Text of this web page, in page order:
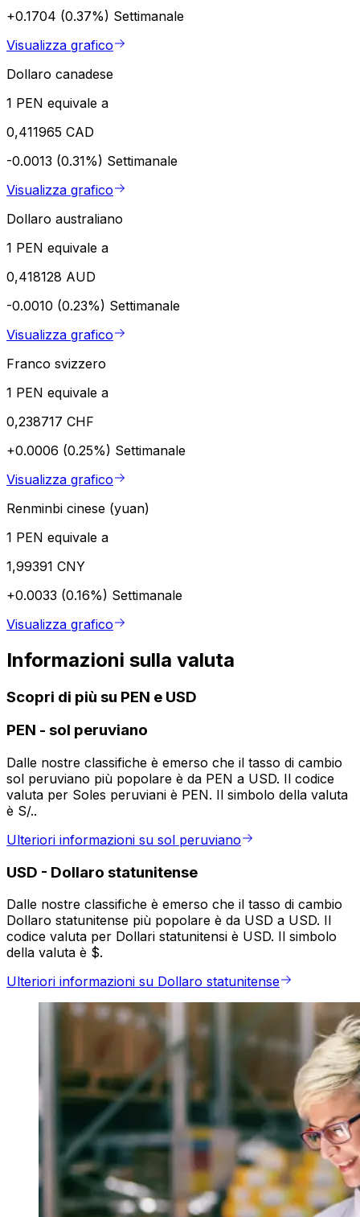
+0.1704 (0.37%) Settimanale
Visualizza grafico
Dollaro canadese
1 PEN equivale a
0,411965 CAD
-0.0013 (0.31%) Settimanale
Visualizza grafico
Dollaro australiano
1 PEN equivale a
0,418128 AUD
-0.0010 (0.23%) Settimanale
Visualizza grafico
Franco svizzero
1 PEN equivale a
0,238717 CHF
+0.0006 (0.25%) Settimanale
Visualizza grafico
Renminbi cinese (yuan)
1 PEN equivale a
1,99391 CNY
+0.0033 (0.16%) Settimanale
Visualizza grafico
Informazioni sulla valuta
Scopri di più su PEN e USD
PEN - sol peruviano
Dalle nostre classifiche è emerso che il tasso di cambio
sol peruviano più popolare è da PEN a USD. Il codice
valuta per Soles peruviani è PEN. Il simbolo della valuta
è S/..
Ulteriori informazioni su sol peruviano
USD - Dollaro statunitense
Dalle nostre classifiche è emerso che il tasso di cambio
Dollaro statunitense più popolare è da USD a USD. Il
codice valuta per Dollari statunitensi è USD. Il simbolo
della valuta è $.
Ulteriori informazioni su Dollaro statunitense